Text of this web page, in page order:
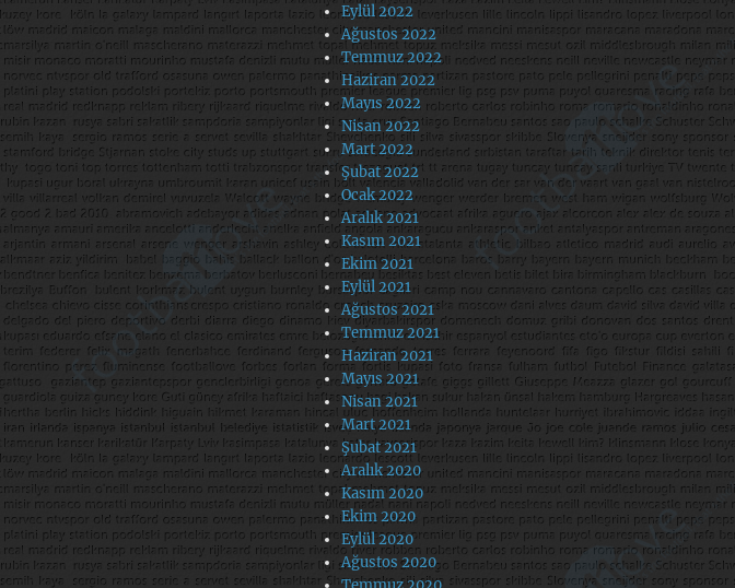
Eylül 2022
Ağustos 2022
Temmuz 2022
Haziran 2022
Mayıs 2022
Nisan 2022
Mart 2022
Şubat 2022
Ocak 2022
Aralık 2021
Kasım 2021
Ekim 2021
Eylül 2021
Ağustos 2021
Temmuz 2021
Haziran 2021
Mayıs 2021
Nisan 2021
Mart 2021
Şubat 2021
Aralık 2020
Kasım 2020
Ekim 2020
Eylül 2020
Ağustos 2020